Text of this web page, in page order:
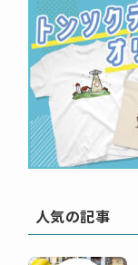
人気の記事